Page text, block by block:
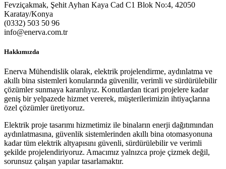
Fevziçakmak, Şehit Ayhan Kaya Cad C1 Blok No:4, 42050
Karatay/Konya
(0332) 503 50 96
info@enerva.com.tr
Hakkımızda
Enerva Mühendislik olarak, elektrik projelendirme, aydınlatma ve
akıllı bina sistemleri konularında güvenilir, verimli ve sürdürülebilir
çözümler sunmaya kararılıyız. Konutlardan ticari projelere kadar
geniş bir yelpazede hizmet vererek, müşterilerimizin ihtiyaçlarına
özel çözümler üretiyoruz.
Elektrik proje tasarımı hizmetimiz ile binaların enerji dağıtımından
aydınlatmasına, güvenlik sistemlerinden akıllı bina otomasyonuna
kadar tüm elektrik altyapısını güvenli, sürdürülebilir ve verimli
şekilde projelendiriyoruz. Amacımız yalnızca proje çizmek değil,
sorunsuz çalışan yapılar tasarlamaktır.